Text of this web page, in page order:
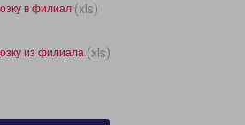
в филиал (xls)
из филиала (xls)